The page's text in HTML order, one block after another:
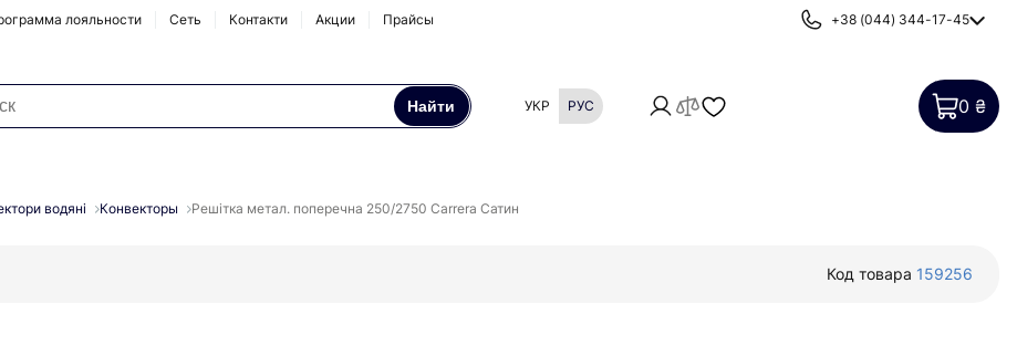
лояльности Сеть Контакти Акции Прайсы +38 (044) 344-17-45
Найти УКР РУС 0 ₴
водяні Конвекторы Решітка метал. поперечна 250/2750 Carrera Сатин
Код товара 159256